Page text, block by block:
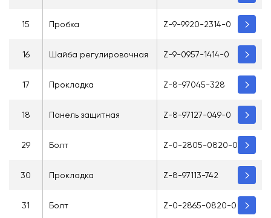
15 Пробка Z-9-9920-2314-0
16 Шайба регулировочная Z-9-0957-1414-0
17 Прокладка Z-8-97045-328
18 Панель защитная Z-8-97127-049-0
29 Болт Z-0-2805-0820-0
30 Прокладка Z-8-97113-742
31 Болт Z-0-2865-0820-0